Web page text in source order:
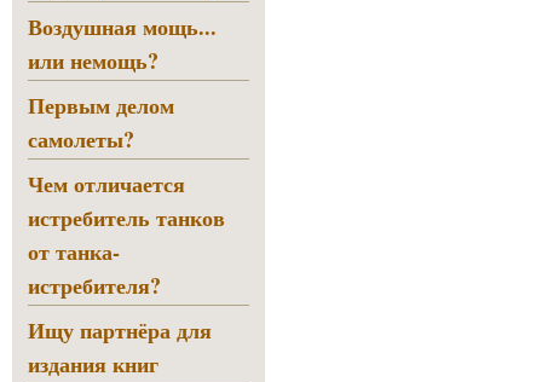
Воздушная мощь...
или немощь?
Первым делом
самолеты?
Чем отличается
истребитель танков
от танка-
истребителя?
Ищу партнёра для
издания книг